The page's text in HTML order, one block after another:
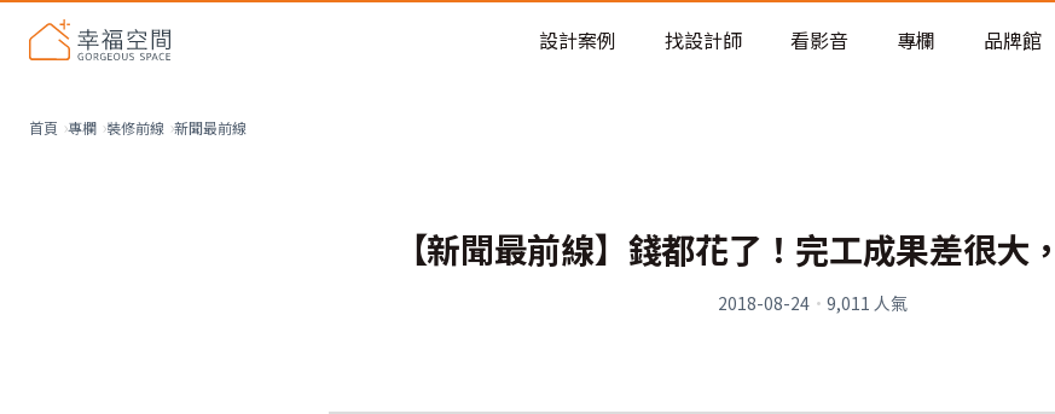
老屋預算分配與高 CP 值煥新術
設計案例 找設計師 看影音 專欄 品牌館
首頁 專欄 裝修前線 新聞最前線
【新聞最前線】錢都花了！完工成果差很大
2018-08-24· 9,011 人氣